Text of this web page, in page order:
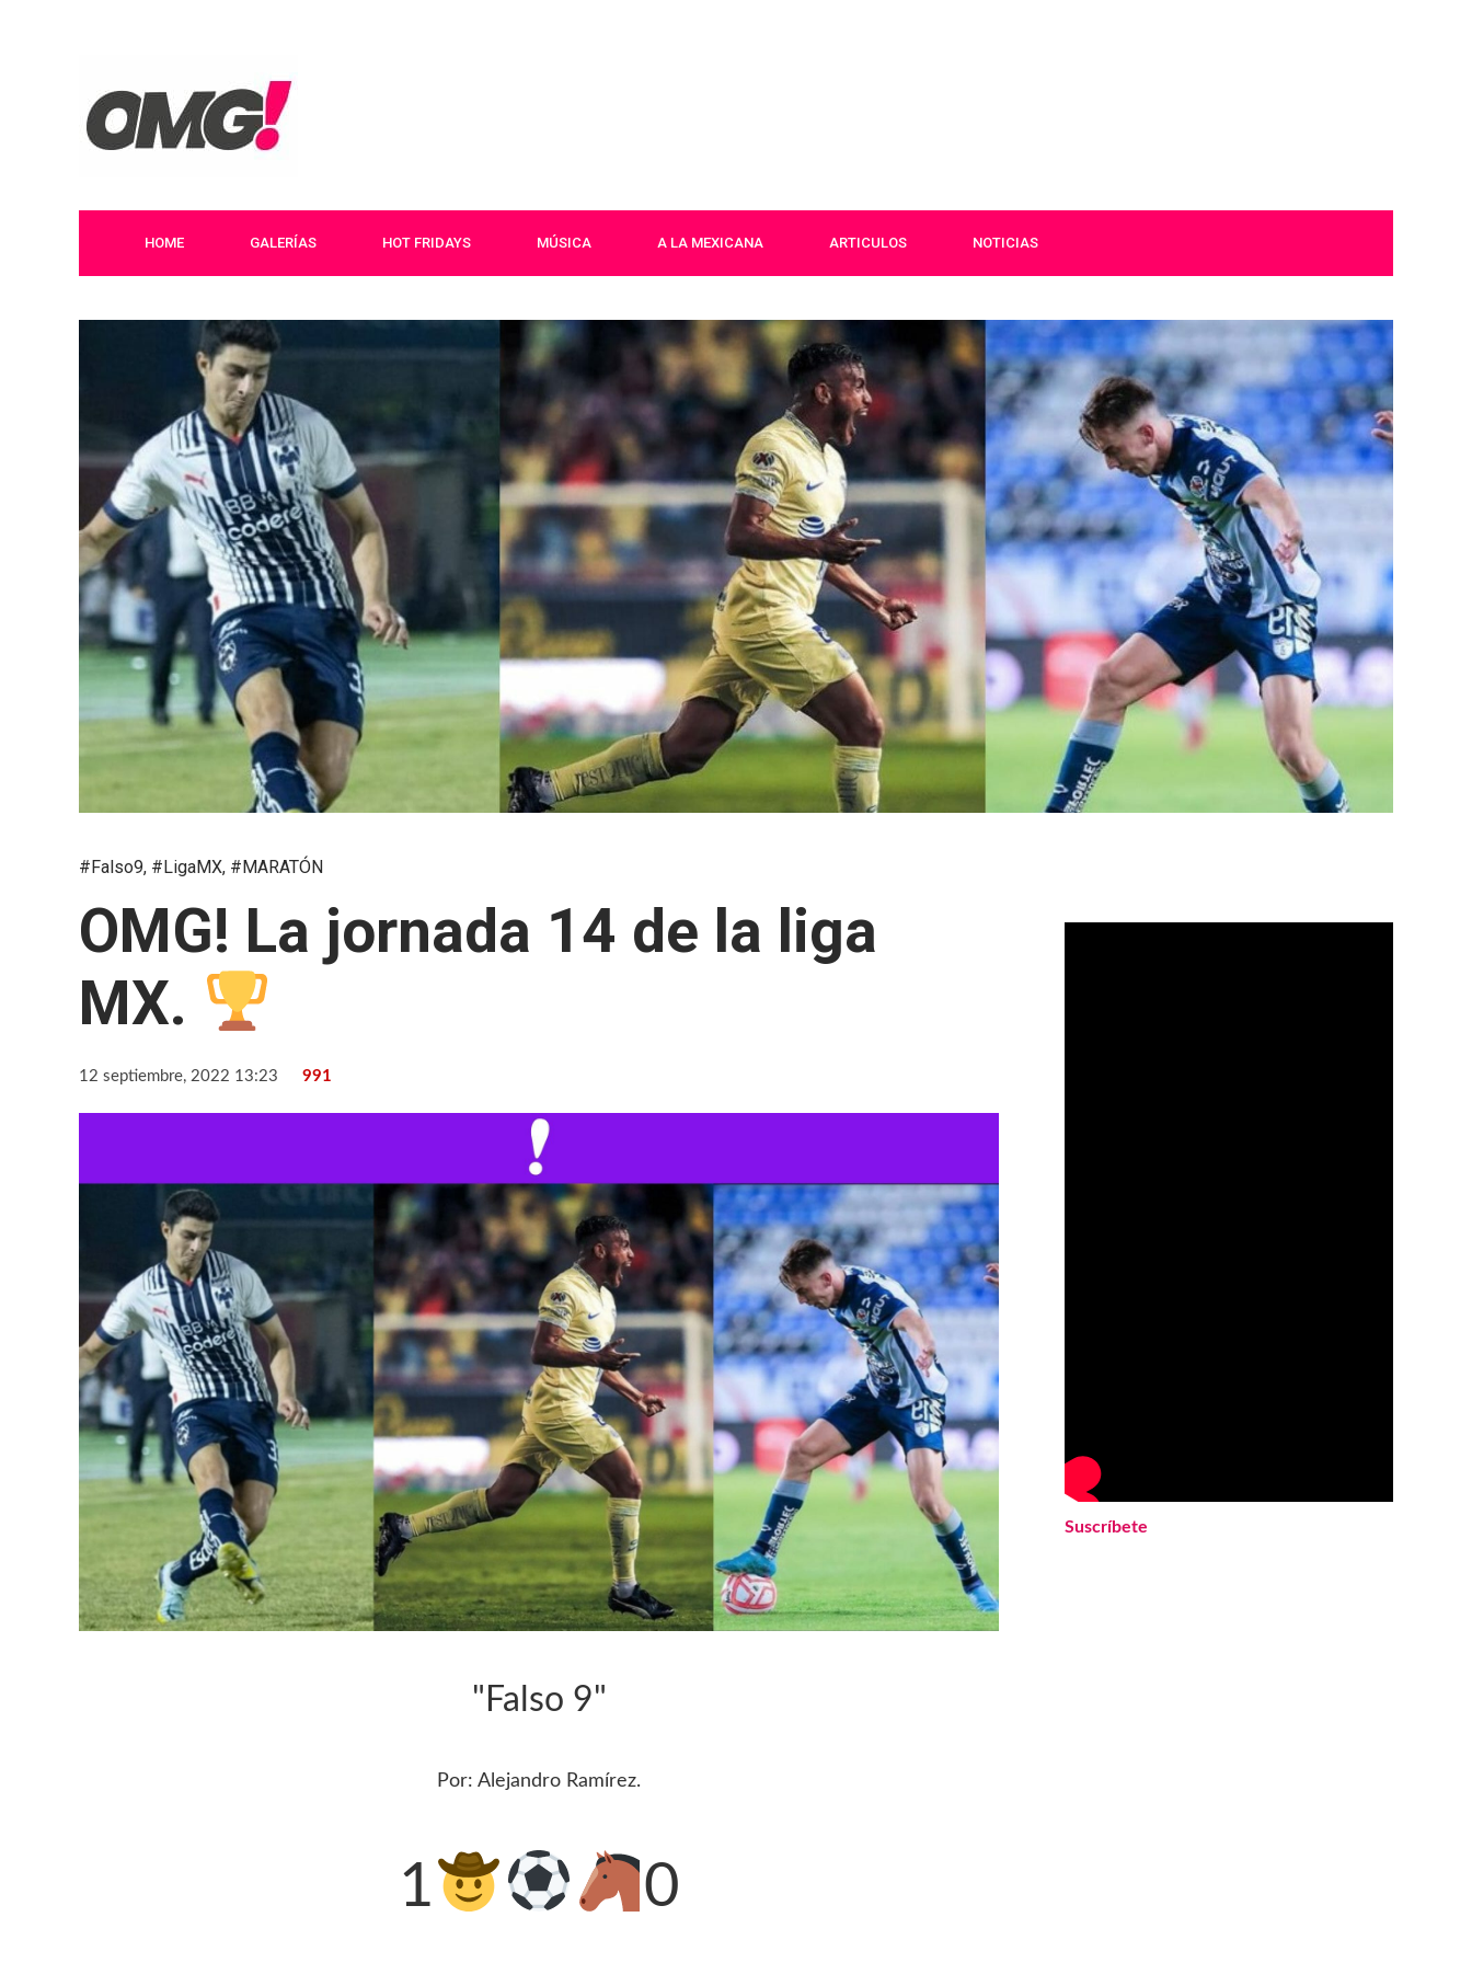
HOME GALERÍAS HOT FRIDAYS MÚSICA A LA MEXICANA ARTICULOS NOTICIAS
#Falso9, #LigaMX, #MARATÓN
OMG! La jornada 14 de la liga
MX.
12 septiembre, 2022 13:23 991
"Falso 9"
Por: Alejandro Ramírez.
1 0
Suscríbete